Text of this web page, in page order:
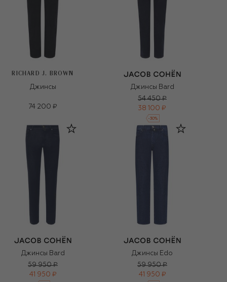
RICHARD J. BROWN
Джинсы
74 200 ₽
Джинсы Bard
54 450 ₽
38 100 ₽
-30%
Джинсы Bard
59 950 ₽
41 950 ₽
Джинсы Edo
59 950 ₽
41 950 ₽